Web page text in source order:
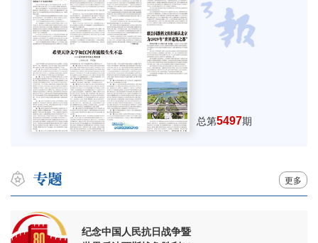
总第5497期
更多
纪念中国人民抗日战争暨